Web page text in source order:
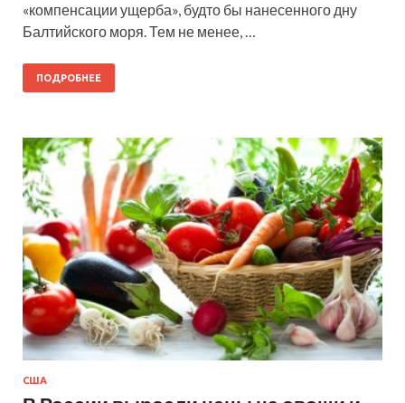
«компенсации ущерба», будто бы нанесенного дну
Балтийского моря. Тем не менее, …
ПОДРОБНЕЕ
США